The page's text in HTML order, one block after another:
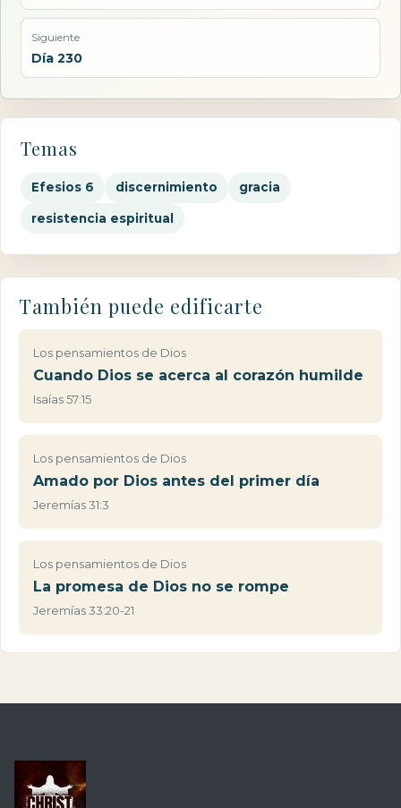
Siguiente
Día 230
Temas
Efesios 6 discernimiento gracia
resistencia espiritual
También puede edificarte
Los pensamientos de Dios
Cuando Dios se acerca al corazón humilde
Isaías 57:15
Los pensamientos de Dios
Amado por Dios antes del primer día
Jeremías 31:3
Los pensamientos de Dios
La promesa de Dios no se rompe
Jeremías 33:20-21